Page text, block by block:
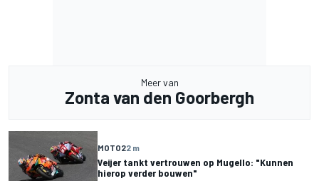
Meer van
Zonta van den Goorbergh
MOTO22 m
Veijer tankt vertrouwen op Mugello: "Kunnen
hierop verder bouwen"